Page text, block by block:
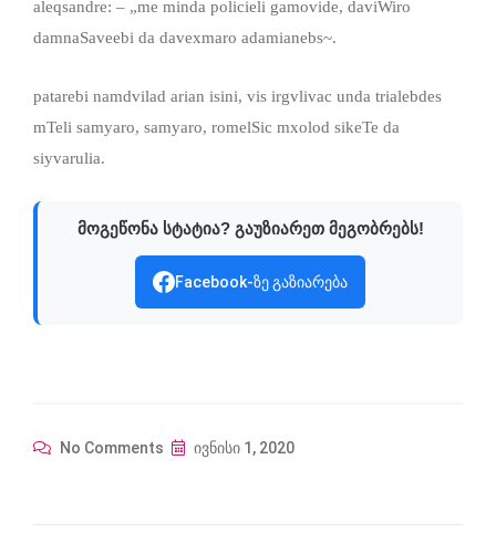
aleqsandre: – „me minda policieli gamovide, daviWiro
damnaSaveebi da davexmaro adamianebs~.
patarebi namdvilad arian isini, vis irgvlivac unda trialebdes
mTeli samyaro, samyaro, romelSic mxolod sikeTe da
siyvarulia.
მოგეწონა სტატია? გაუზიარეთ მეგობრებს!
Facebook-ზე გაზიარება
No Comments ივნისი 1, 2020